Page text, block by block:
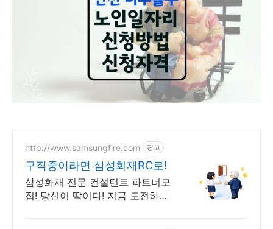
http://www.samsungfire.com 광고
구직중이라면 삼성화재RC로!
삼성화재 전문 컨설턴트 파트너모
집! 당신이 딱이다! 지금 도전하세